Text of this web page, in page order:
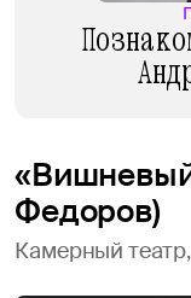
Федоров)
Камерный